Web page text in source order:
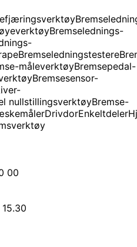
Bremselednings-
Bremseledningstestere
måleverktøyBremsepedal-
Bremsesensor-
nullstillingsverktøyBremse-
DrivdorEnkeltdeler
00